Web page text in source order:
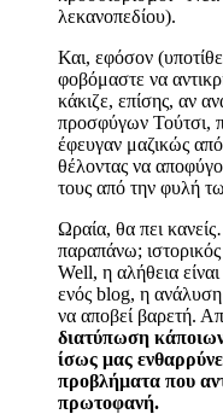
λεκανοπεδίου).
Και, εφόσον
φοβόμαστε να
κάκιζε, επίσης, αν
προσφύγων Τούτσι,
έφευγαν μαζικώς
θέλοντας να
τους από την φυλή
Ωραία, θα πει
παραπάνω;
Well, η αλήθεια
ενός blog, η ανάλυση
να αποβεί βαρετή.
διατύπωση
ίσως μας
προβλήματα που
πρωτοφανή.